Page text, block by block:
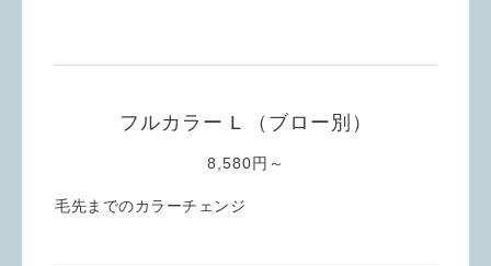
フルカラー L （ブロー別）
8,580円～
毛先までのカラーチェンジ